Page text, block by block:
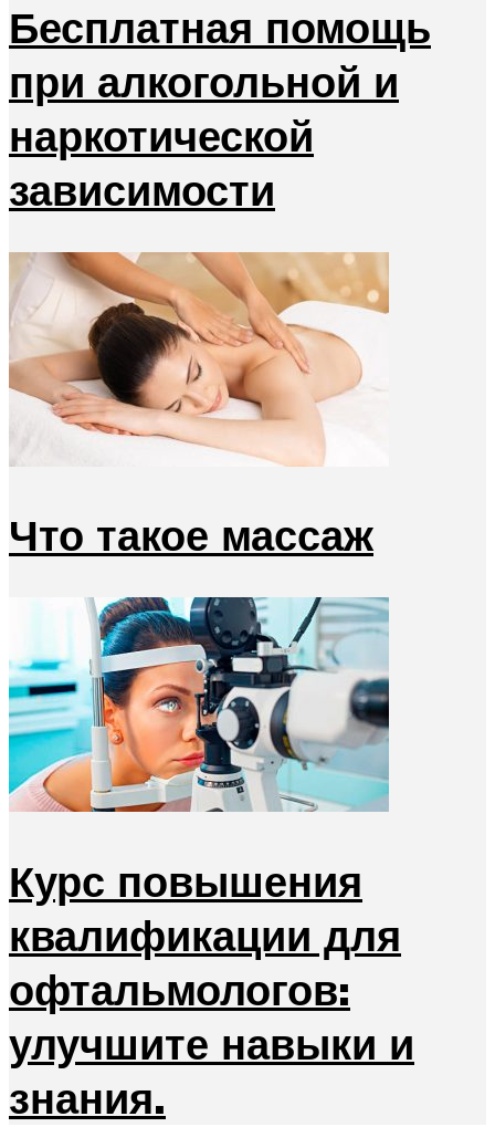
Бесплатная помощь
при алкогольной и
наркотической
зависимости
Что такое массаж
Курс повышения
квалификации для
офтальмологов:
улучшите навыки и
знания.